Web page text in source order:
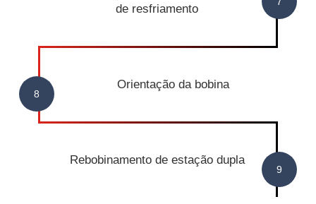
de resfriamento
Orientação da bobina
Rebobinamento de estação dupla